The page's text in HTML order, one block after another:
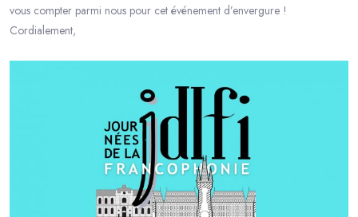
vous compter parmi nous pour cet événement d’envergure !
Cordialement,